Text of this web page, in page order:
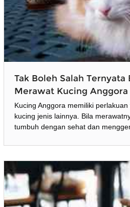
Tak Boleh Salah Ternyata
Merawat Kucing Anggora
Kucing Anggora memiliki
kucing jenis lainnya. Bila
tumbuh dengan sehat dan